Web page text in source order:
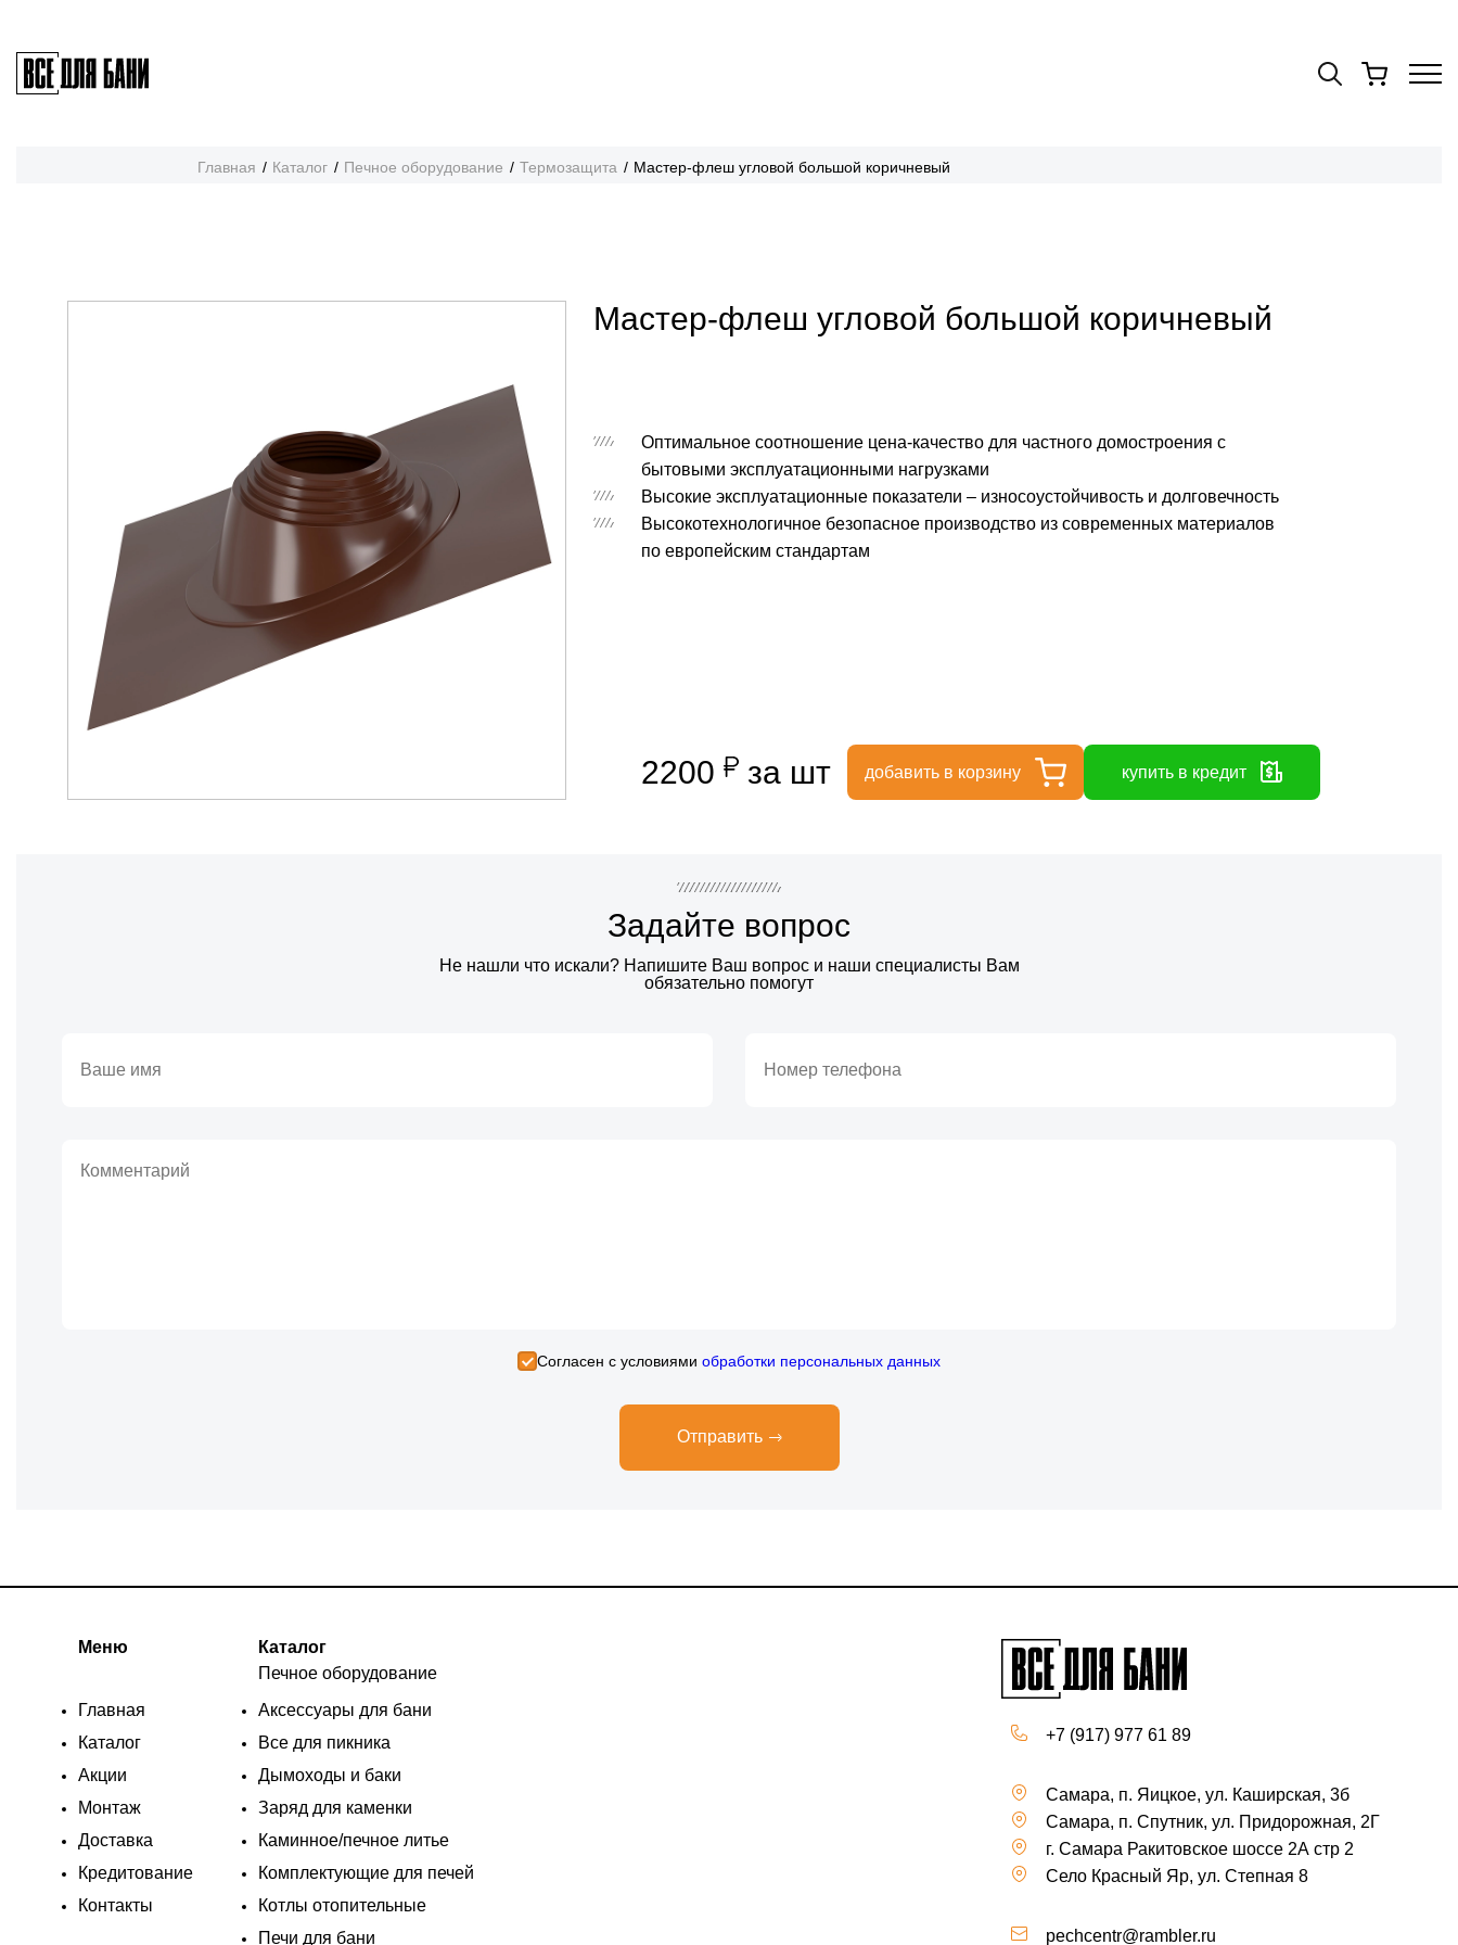
Главная Каталог Печное оборудование Термозащита Мастер-флеш угловой большой коричневый
Мастер-флеш угловой большой коричневый
Оптимальное соотношение цена-качество для частного домостроения с
бытовыми эксплуатационными нагрузками
Высокие эксплуатационные показатели – износоустойчивость и долговечность
Высокотехнологичное безопасное производство из современных материалов
по европейским стандартам
2200 за шт добавить в корзину купить в кредит
Задайте вопрос
Не нашли что искали? Напишите Ваш вопрос и наши специалисты Вам
обязательно помогут
Cогласен с условиями обработки персональных данных
Отправить
Меню
Главная
Каталог
Акции
Монтаж
Доставка
Кредитование
Контакты
Каталог
Печное оборудование
Аксессуары для бани
Все для пикника
Дымоходы и баки
Заряд для каменки
Каминное/печное литье
Комплектующие для печей
Котлы отопительные
Печи для бани
+7 (917) 977 61 89
Самара, п. Яицкое, ул. Каширская, 3б
Самара, п. Спутник, ул. Придорожная, 2Г
г. Самара Ракитовское шоссе 2А стр 2
Село Красный Яр, ул. Степная 8
pechcentr@rambler.ru